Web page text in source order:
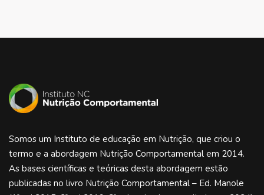
Somos um Instituto de educação em Nutrição, que criou o
termo e a abordagem Nutrição Comportamental em 2014.
As bases científicas e teóricas desta abordagem estão
publicadas no livro Nutrição Comportamental – Ed. Manole